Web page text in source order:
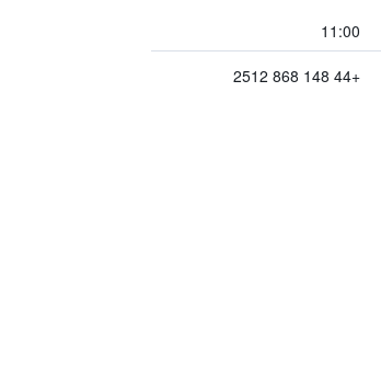
11:00
+44 148 868 2512